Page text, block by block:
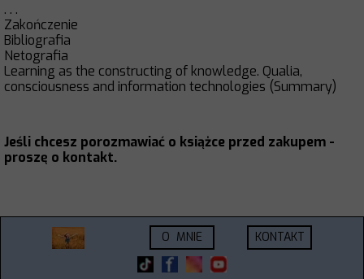
. . .
Zakończenie
Bibliografia
Netografia
Learning as the constructing of knowledge. Qualia,
consciousness and information technologies (Summary)
Jeśli chcesz porozmawiać o książce przed zakupem -
proszę o kontakt.
O MNIE KONTAKT